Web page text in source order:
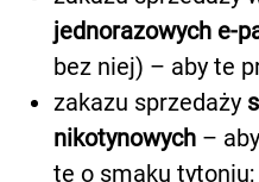
jednorazowych e-
bez niej) – aby te
zakazu sprzedaży
nikotynowych –
te o smaku tytoniu;